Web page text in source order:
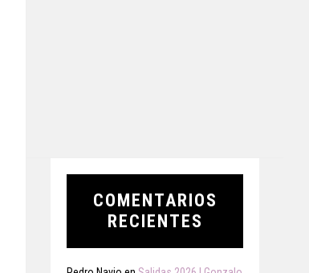
COMENTARIOS
RECIENTES